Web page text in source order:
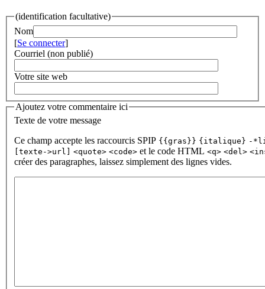
(identification facultative)
Nom
[Se connecter]
Courriel (non publié)
Votre site web
Ajoutez votre commentaire ici
Texte de votre message
Ce champ accepte les raccourcis SPIP {{gras}} {italique} -
[texte->url]
<quote> <code> et le code HTML <q> <del>
créer des paragraphes, laissez simplement des lignes vides.